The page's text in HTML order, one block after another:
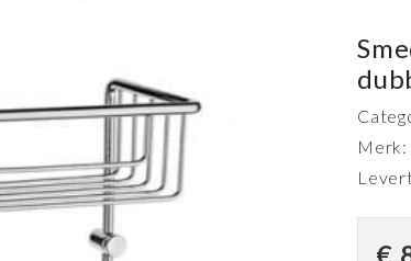
Merk: